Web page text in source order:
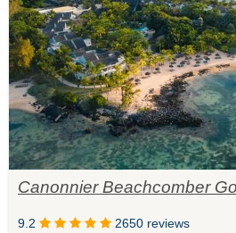
Canonnier Beachcomber
9.2
2650 reviews